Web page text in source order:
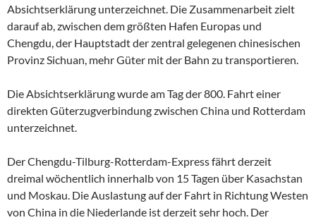
Absichtserklärung unterzeichnet. Die Zusammenarbeit zielt
darauf ab, zwischen dem größten Hafen Europas und
Chengdu, der Hauptstadt der zentral gelegenen chinesischen
Provinz Sichuan, mehr Güter mit der Bahn zu transportieren.
Die Absichtserklärung wurde am Tag der 800. Fahrt einer
direkten Güterzugverbindung zwischen China und Rotterdam
unterzeichnet.
Der Chengdu-Tilburg-Rotterdam-Express fährt derzeit
dreimal wöchentlich innerhalb von 15 Tagen über Kasachstan
und Moskau. Die Auslastung auf der Fahrt in Richtung Westen
von China in die Niederlande ist derzeit sehr hoch. Der